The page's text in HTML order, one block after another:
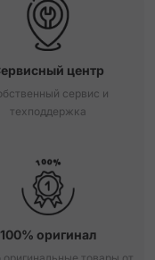
центр
сервис и
техподдержка
100% оригинал